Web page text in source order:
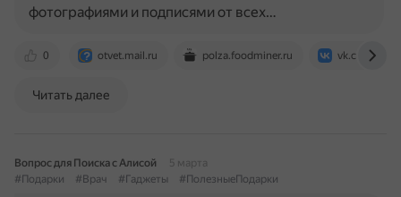
0 otvet.mail.ru polza.foodminer.ru vk.com
фотографиями и подписями от всех…
Читать далее
Вопрос для Поиска с Алисой
5 марта
#Подарки
#Врач #Гаджеты #ПолезныеПодарки